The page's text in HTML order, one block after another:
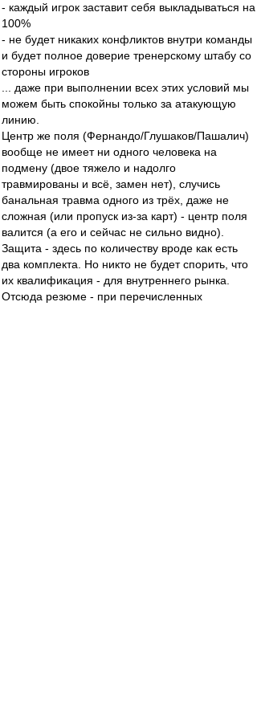
- каждый игрок заставит себя выкладываться на
100%
- не будет никаких конфликтов внутри команды
и будет полное доверие тренерскому штабу со
стороны игроков
... даже при выполнении всех этих условий мы
можем быть спокойны только за атакующую
линию.
Центр же поля (Фернандо/Глушаков/Пашалич)
вообще не имеет ни одного человека на
подмену (двое тяжело и надолго
травмированы и всё, замен нет), случись
банальная травма одного из трёх, даже не
сложная (или пропуск из-за карт) - центр поля
валится (а его и сейчас не сильно видно).
Защита - здесь по количеству вроде как есть
два комплекта. Но никто не будет спорить, что
их квалификация - для внутреннего рынка.
Отсюда резюме - при перечисленных